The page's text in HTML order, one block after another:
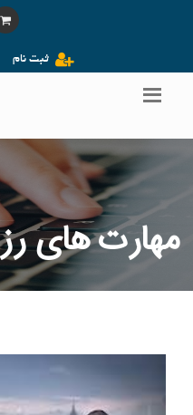
ثبت نام
مهارت های